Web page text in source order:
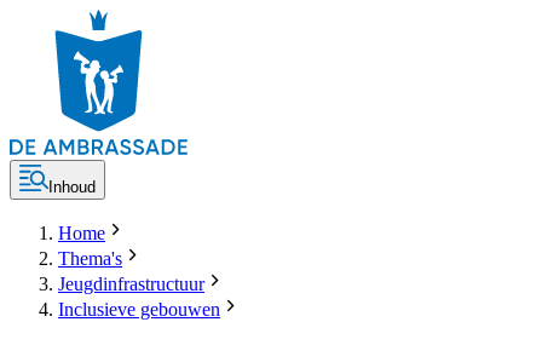
Inhoud
Home
Thema's
Jeugdinfrastructuur
Inclusieve gebouwen